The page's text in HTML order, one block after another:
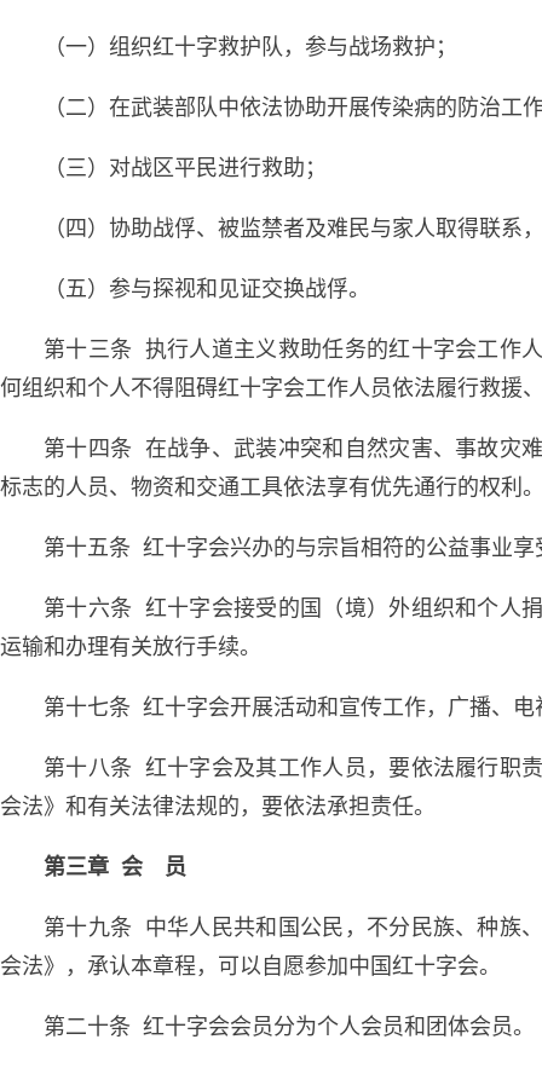
（一）组织红十字救护队，参与战场救护；
（二）在武装部队中依法协助开展传染病的防治工
（三）对战区平民进行救助；
（四）协助战俘、被监禁者及难民与家人取得联
（五）参与探视和见证交换战俘。
第十三条 执行人道主义救助任务的红十字会工作
何组织和个人不得阻碍红十字会工作人员依法履行救援
第十四条 在战争、武装冲突和自然灾害、事故灾
标志的人员、物资和交通工具依法享有优先通行的权利
第十五条 红十字会兴办的与宗旨相符的公益事业
第十六条 红十字会接受的国（境）外组织和个人
运输和办理有关放行手续。
第十七条 红十字会开展活动和宣传工作，广播、
第十八条 红十字会及其工作人员，要依法履行职
会法》和有关法律法规的，要依法承担责任。
第三章 会 员
第十九条 中华人民共和国公民，不分民族、种族
会法》，承认本章程，可以自愿参加中国红十字会。
第二十条 红十字会会员分为个人会员和团体会员。